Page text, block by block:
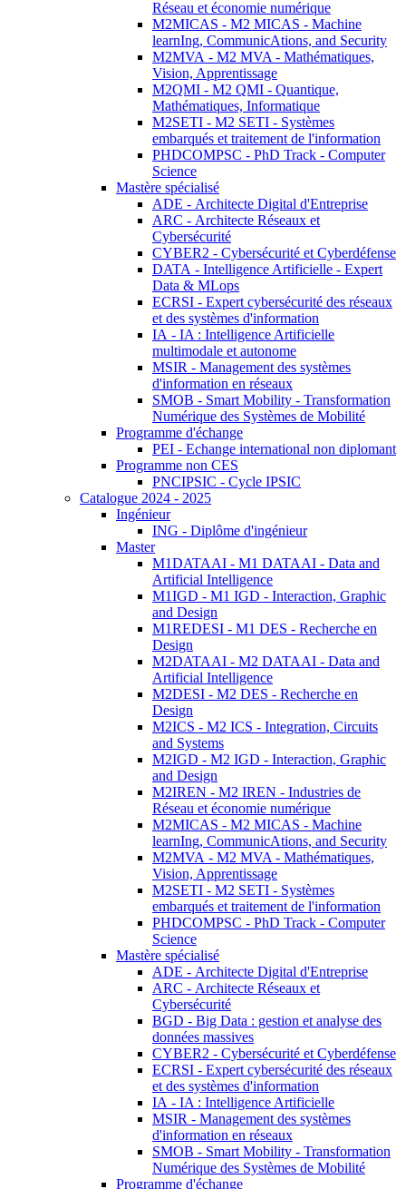
Réseau et économie numérique
M2MICAS - M2 MICAS - Machine
learnIng, CommunicAtions, and Security
M2MVA - M2 MVA - Mathématiques,
Vision, Apprentissage
M2QMI - M2 QMI - Quantique,
Mathématiques, Informatique
M2SETI - M2 SETI - Systèmes
embarqués et traitement de l'information
PHDCOMPSC - PhD Track - Computer
Science
Mastère spécialisé
ADE - Architecte Digital d'Entreprise
ARC - Architecte Réseaux et
Cybersécurité
CYBER2 - Cybersécurité et Cyberdéfense
DATA - Intelligence Artificielle - Expert
Data & MLops
ECRSI - Expert cybersécurité des réseaux
et des systèmes d'information
IA - IA : Intelligence Artificielle
multimodale et autonome
MSIR - Management des systèmes
d'information en réseaux
SMOB - Smart Mobility - Transformation
Numérique des Systèmes de Mobilité
Programme d'échange
PEI - Echange international non diplomant
Programme non CES
PNCIPSIC - Cycle IPSIC
Catalogue 2024 - 2025
Ingénieur
ING - Diplôme d'ingénieur
Master
M1DATAAI - M1 DATAAI - Data and
Artificial Intelligence
M1IGD - M1 IGD - Interaction, Graphic
and Design
M1REDESI - M1 DES - Recherche en
Design
M2DATAAI - M2 DATAAI - Data and
Artificial Intelligence
M2DESI - M2 DES - Recherche en
Design
M2ICS - M2 ICS - Integration, Circuits
and Systems
M2IGD - M2 IGD - Interaction, Graphic
and Design
M2IREN - M2 IREN - Industries de
Réseau et économie numérique
M2MICAS - M2 MICAS - Machine
learnIng, CommunicAtions, and Security
M2MVA - M2 MVA - Mathématiques,
Vision, Apprentissage
M2SETI - M2 SETI - Systèmes
embarqués et traitement de l'information
PHDCOMPSC - PhD Track - Computer
Science
Mastère spécialisé
ADE - Architecte Digital d'Entreprise
ARC - Architecte Réseaux et
Cybersécurité
BGD - Big Data : gestion et analyse des
données massives
CYBER2 - Cybersécurité et Cyberdéfense
ECRSI - Expert cybersécurité des réseaux
et des systèmes d'information
IA - IA : Intelligence Artificielle
MSIR - Management des systèmes
d'information en réseaux
SMOB - Smart Mobility - Transformation
Numérique des Systèmes de Mobilité
Programme d'échange